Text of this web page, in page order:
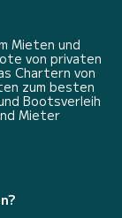
Mieten und
von privaten
Chartern von
zum besten
Bootsverleih
Mieter